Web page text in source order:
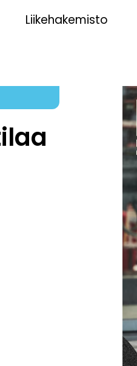
Liikehakemisto